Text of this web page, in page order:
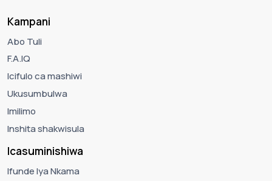
Kampani
Abo Tuli
F.A.IQ
Icifulo ca mashiwi
Ukusumbulwa
Imilimo
Inshita shakwisula
Icasuminishiwa
Ifunde lya Nkama